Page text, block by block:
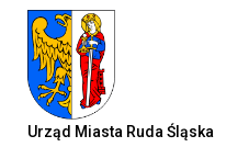
Urząd Miasta Ruda Śląska